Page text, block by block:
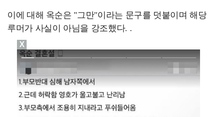
이에 대해 옥순은 "그만"이라는 문구를 덧붙이며 해당
루머가 사실이 아님을 강조했다. .
X